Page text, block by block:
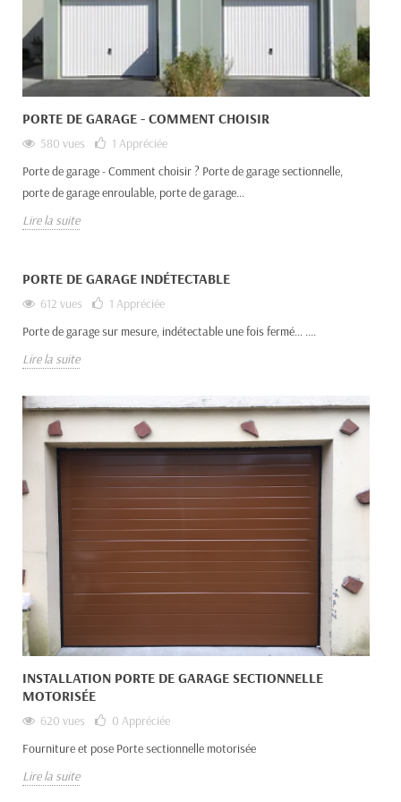
PORTE DE GARAGE - COMMENT CHOISIR
580 vues 1 Appréciée
Porte de garage - Comment choisir ? Porte de garage sectionnelle,
porte de garage enroulable, porte de garage...
Lire la suite
PORTE DE GARAGE INDÉTECTABLE
612 vues 1 Appréciée
Porte de garage sur mesure, indétectable une fois fermé... ....
Lire la suite
INSTALLATION PORTE DE GARAGE SECTIONNELLE
MOTORISÉE
620 vues 0 Appréciée
Fourniture et pose Porte sectionnelle motorisée
Lire la suite